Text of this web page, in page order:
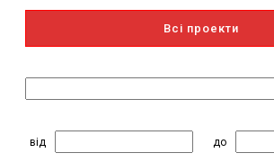
Всі проекти
від
до